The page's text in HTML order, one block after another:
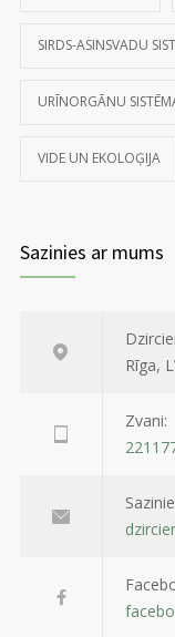
SIRDS-ASINSVADU
URĪNORGĀNU
VIDE UN EKOLOĢIJA
Sazinies ar mums
Rīga,
Zvani: